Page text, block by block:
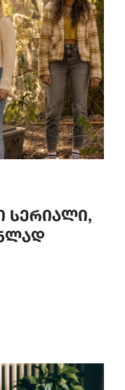
სერიალი,